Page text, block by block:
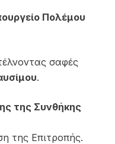
Πολέμου
σαφές
.
της Συνθήκης
της Επιτροπής.